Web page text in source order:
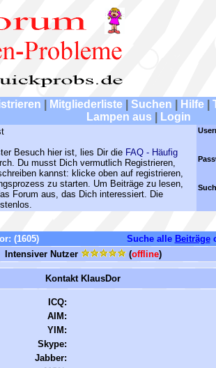
Mitgliederliste Suchen Hilfe
Lampen aus
Login
Besuch hier ist, lies Dir die FAQ - Häufig
Du musst Dich vermutlich Registrieren,
kannst: klicke oben auf registrieren,
zu starten. Um Beiträge zu lesen,
Forum aus, das Dich interessiert. Die
(1605) Suche alle Beiträge
Intensiver Nutzer
(offline)
Kontakt KlausDor
ICQ:
AIM:
YIM:
Skype:
Jabber: